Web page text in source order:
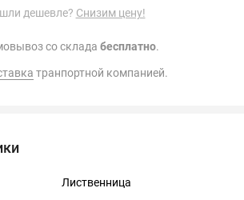
Лиственница
дешевле? Снизим цену!
со склада бесплатно.
транпортной компанией.